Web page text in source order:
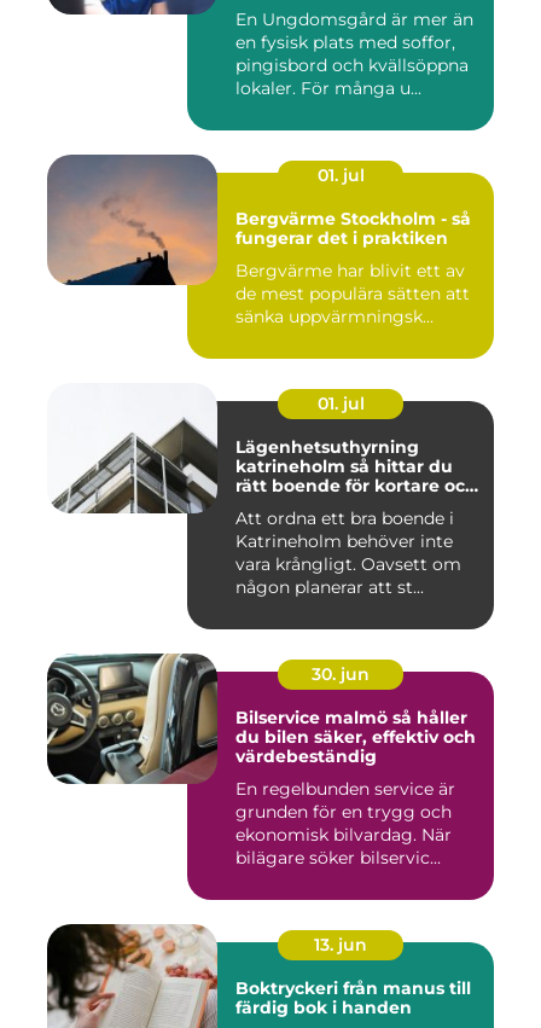
En Ungdomsgård är mer än
en fysisk plats med soffor,
pingisbord och kvällsöppna
lokaler. För många u...
01. jul
Bergvärme Stockholm - så
fungerar det i praktiken
Bergvärme har blivit ett av
de mest populära sätten att
sänka uppvärmningsk...
01. jul
Lägenhetsuthyrning
katrineholm så hittar du
rätt boende för kortare och
Att ordna ett bra boende i
Katrineholm behöver inte
vara krångligt. Oavsett om
någon planerar att st...
30. jun
Bilservice malmö så håller
du bilen säker, effektiv och
värdebeständig
En regelbunden service är
grunden för en trygg och
ekonomisk bilvardag. När
bilägare söker bilservic...
13. jun
Boktryckeri från manus till
färdig bok i handen